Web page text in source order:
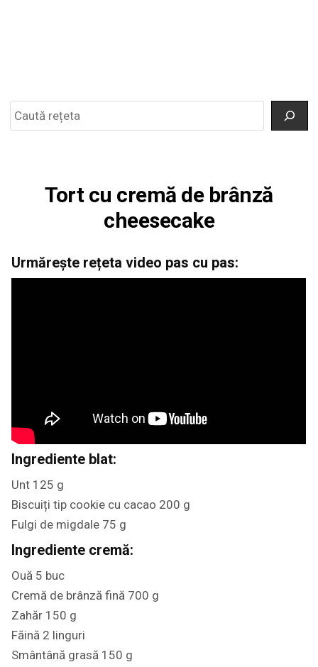
Tort cu cremă de brânză
cheesecake
Urmărește rețeta video pas cu pas:
Ingrediente blat:
Unt 125 g
Biscuiți tip cookie cu cacao 200 g
Fulgi de migdale 75 g
Ingrediente cremă:
Ouă 5 buc
Cremă de brânză fină 700 g
Zahăr 150 g
Făină 2 linguri
Smântână grasă 150 g